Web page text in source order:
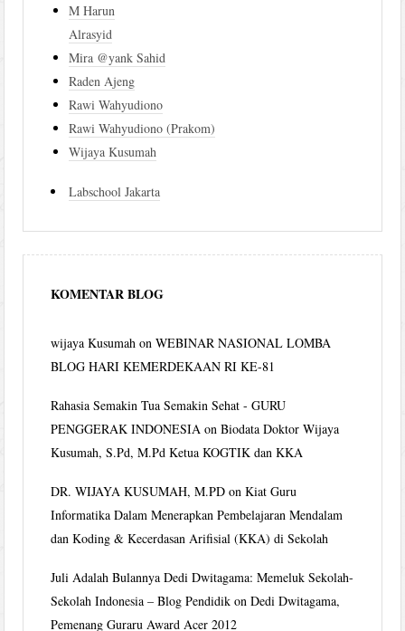
M Harun
Alrasyid
Mira @yank Sahid
Raden Ajeng
Rawi Wahyudiono
Rawi Wahyudiono (Prakom)
Wijaya Kusumah
Labschool Jakarta
KOMENTAR BLOG
wijaya Kusumah onWEBINAR NASIONAL LOMBA
BLOG HARI KEMERDEKAAN RI KE-81
Rahasia Semakin Tua Semakin Sehat - GURU
PENGGERAK INDONESIA onBiodata Doktor Wijaya
Kusumah, S.Pd, M.Pd Ketua KOGTIK dan KKA
DR. WIJAYA KUSUMAH, M.PD onKiat Guru
Informatika Dalam Menerapkan Pembelajaran Mendalam
dan Koding & Kecerdasan Arifisial (KKA) di Sekolah
Juli Adalah Bulannya Dedi Dwitagama: Memeluk Sekolah-
Sekolah Indonesia – Blog Pendidik onDedi Dwitagama,
Pemenang Guraru Award Acer 2012